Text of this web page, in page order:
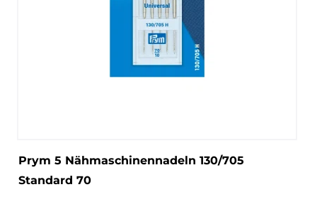
Prym 5 Nähmaschinennadeln 130/705
Standard 70